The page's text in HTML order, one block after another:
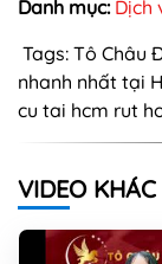
Danh mục: Dịch
Tags: Tô Châu
nhanh nhất tại
cu tai hcm rut
VIDEO KHÁC